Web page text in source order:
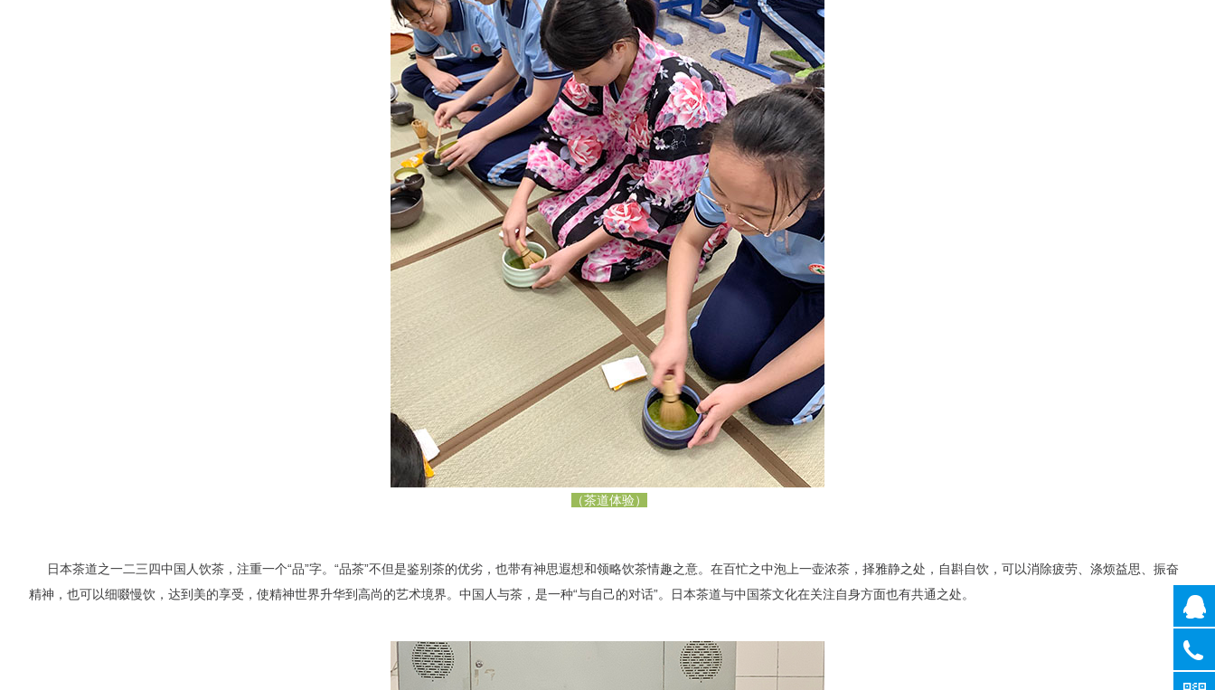
（茶道体验）
日本茶道之一二三四中国人饮茶，注重一个“品”字。“品茶”不但是鉴别茶的优劣，也带有神思遐想和领略饮茶情趣之意。在百忙之中泡上一壶浓茶，择雅静之处，自斟自饮，可以消除疲劳、涤烦益思、振奋
精神，也可以细啜慢饮，达到美的享受，使精神世界升华到高尚的艺术境界。中国人与茶，是一种“与自己的对话”。日本茶道与中国茶文化在关注自身方面也有共通之处。